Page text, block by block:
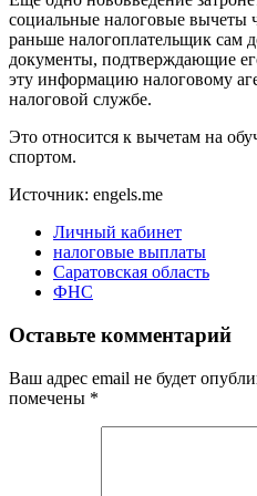
социальные налоговые вычеты
раньше налогоплательщик сам
документы, подтверждающие
эту информацию налоговому
налоговой службе.
Это относится к вычетам на
спортом.
Источник: engels.me
Личный кабинет
налоговые выплаты
Саратовская область
ФНС
Оставьте комментарий
Ваш адрес email не будет
помечены *